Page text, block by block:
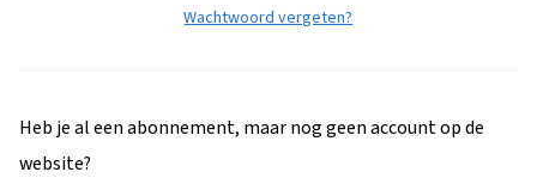
Wachtwoord vergeten?
Heb je al een abonnement, maar nog geen account op de
website?